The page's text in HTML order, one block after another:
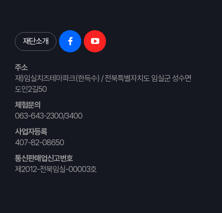
재단소개
주소
재)임실치즈테마파크(한득수) / 전북특별자치도 임실군 성수면
도인2길50
체험문의
063-643-2300/3400
사업자등록
407-82-08650
통신판매업신고번호
제2012-전북임실-00003호